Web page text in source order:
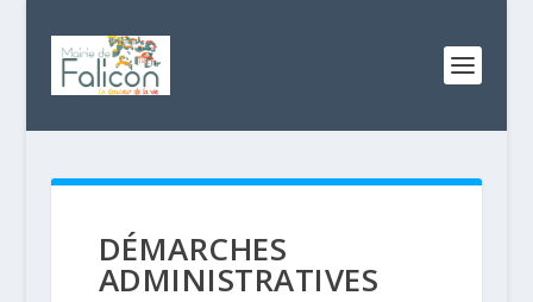
DÉMARCHES
ADMINISTRATIVES